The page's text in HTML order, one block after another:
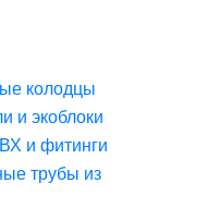
колодцы
и экоблоки
и фитинги
трубы из